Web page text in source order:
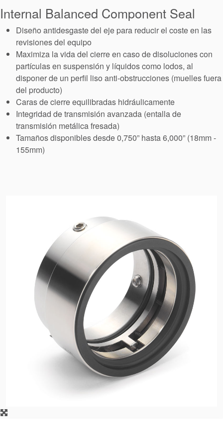
Sistemas
auxiliares de
sellado
Reparación
de Cierres
Internal Balanced Component Seal
Diseño antidesgaste del eje para reducir el coste en las
revisiones del equipo
Maximiza la vida del cierre en caso de disoluciones con
partículas en suspensión y líquidos como lodos, al
disponer de un perfil liso anti-obstrucciones (muelles fuera
del producto)
Caras de cierre equilibradas hidráulicamente
Integridad de transmisión avanzada (entalla de
transmisión metálica fresada)
Tamaños disponibles desde 0,750” hasta 6,000” (18mm -
155mm)